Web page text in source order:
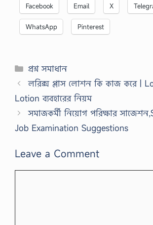
Facebook Email X
WhatsApp Pinterest
Categories
প্রশ্ন সমাধান
লরিক্স প্লাস লোশন কি কাজ করে |
Lotion ব্যবহারের নিয়ম
সমাজকর্মী নিয়োগ পরিক্ষার
Job Examination Suggestions
Leave a Comment